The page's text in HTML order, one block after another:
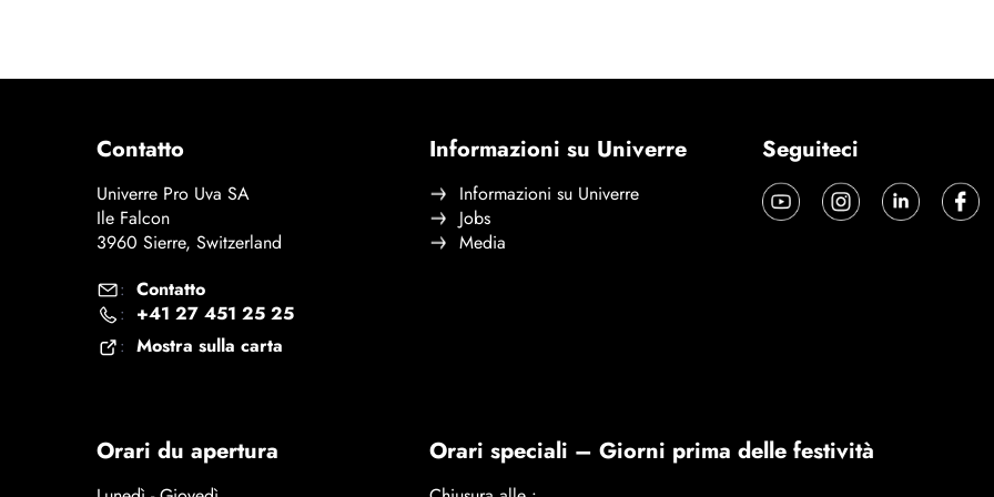
Contatto
Univerre Pro Uva SA
Ile Falcon
3960 Sierre, Switzerland
: Contatto
: +41 27 451 25 25
: Mostra sulla carta
Informazioni su Univerre
Informazioni su Univerre
Jobs
Media
Seguiteci
Orari du apertura Orari speciali – Giorni prima delle festività